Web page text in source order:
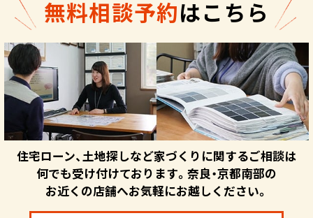
無料相談予約はこちら
住宅ローン、土地探しなど家づくりに関するご相談は
何でも受け付けております。奈良・京都南部の
お近くの店舗へお気軽にお越しください。